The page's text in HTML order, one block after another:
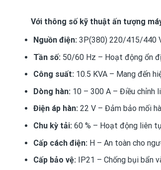
Với thông số kỹ thuật ấn tượng
Nguồn điện:3P(380) 220/415/440 V
Tần số:50/60 Hz – Hoạt động ổn
Công suất:10.5 KVA – Mang đến
Dòng hàn:10 – 300 A – Điều chỉnh
Điện áp hàn:22 V – Đảm bảo mối
Chu kỳ tải:60 % – Hoạt động liên
Cấp cách điện:H – An toàn cho
Cấp bảo vệ:IP21 – Chống bụi bẩn